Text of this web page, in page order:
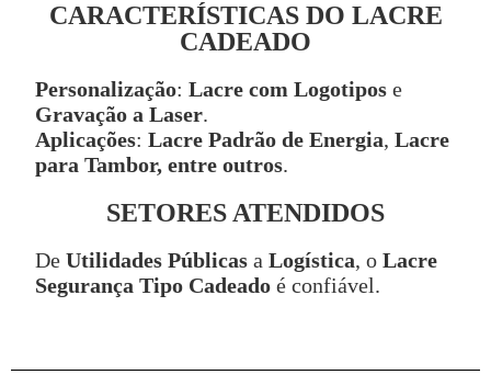
CARACTERÍSTICAS DO LACRE
CADEADO
Personalização: Lacre com Logotipos e
Gravação a Laser.
Aplicações: Lacre Padrão de Energia, Lacre
para Tambor, entre outros.
SETORES ATENDIDOS
De Utilidades Públicas a Logística, o Lacre
Segurança Tipo Cadeado é confiável.